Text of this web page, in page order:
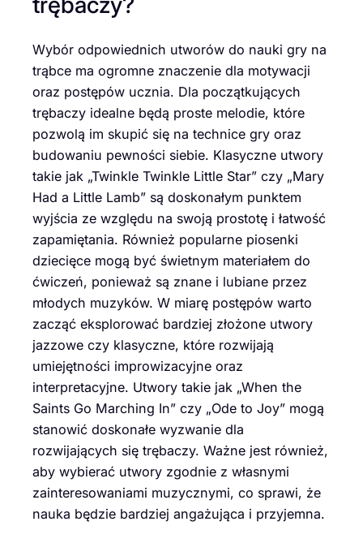
Wybór odpowiednich utworów do nauki gry na
trąbce ma ogromne znaczenie dla motywacji
oraz postępów ucznia. Dla początkujących
trębaczy idealne będą proste melodie, które
pozwolą im skupić się na technice gry oraz
budowaniu pewności siebie. Klasyczne utwory
takie jak „Twinkle Twinkle Little Star” czy „Mary
Had a Little Lamb” są doskonałym punktem
wyjścia ze względu na swoją prostotę i łatwość
zapamiętania. Również popularne piosenki
dziecięce mogą być świetnym materiałem do
ćwiczeń, ponieważ są znane i lubiane przez
młodych muzyków. W miarę postępów warto
zacząć eksplorować bardziej złożone utwory
jazzowe czy klasyczne, które rozwijają
umiejętności improwizacyjne oraz
interpretacyjne. Utwory takie jak „When the
Saints Go Marching In” czy „Ode to Joy” mogą
stanowić doskonałe wyzwanie dla
rozwijających się trębaczy. Ważne jest również,
aby wybierać utwory zgodnie z własnymi
zainteresowaniami muzycznymi, co sprawi, że
nauka będzie bardziej angażująca i przyjemna.